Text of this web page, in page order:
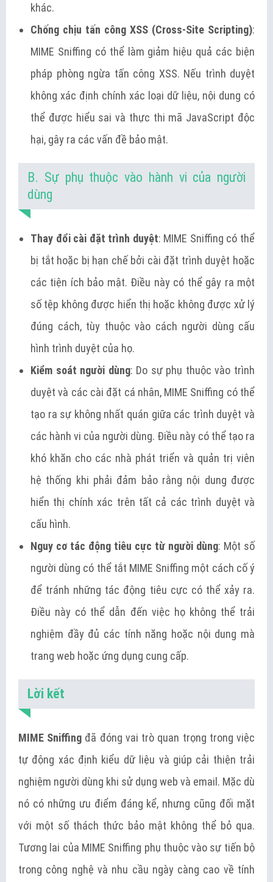
khác.
Chống chịu tấn công XSS (Cross-Site Scripting):
MIME Sniffing có thể làm giảm hiệu quả các biện
pháp phòng ngừa tấn công XSS. Nếu trình duyệt
không xác định chính xác loại dữ liệu, nội dung có
thể được hiểu sai và thực thi mã JavaScript độc
hại, gây ra các vấn đề bảo mật.
B. Sự phụ thuộc vào hành vi của người
dùng
Thay đổi cài đặt trình duyệt: MIME Sniffing có thể
bị tắt hoặc bị hạn chế bởi cài đặt trình duyệt hoặc
các tiện ích bảo mật. Điều này có thể gây ra một
số tệp không được hiển thị hoặc không được xử lý
đúng cách, tùy thuộc vào cách người dùng cấu
hình trình duyệt của họ.
Kiểm soát người dùng: Do sự phụ thuộc vào trình
duyệt và các cài đặt cá nhân, MIME Sniffing có thể
tạo ra sự không nhất quán giữa các trình duyệt và
các hành vi của người dùng. Điều này có thể tạo ra
khó khăn cho các nhà phát triển và quản trị viên
hệ thống khi phải đảm bảo rằng nội dung được
hiển thị chính xác trên tất cả các trình duyệt và
cấu hình.
Nguy cơ tác động tiêu cực từ người dùng: Một số
người dùng có thể tắt MIME Sniffing một cách cố ý
để tránh những tác động tiêu cực có thể xảy ra.
Điều này có thể dẫn đến việc họ không thể trải
nghiệm đầy đủ các tính năng hoặc nội dung mà
trang web hoặc ứng dụng cung cấp.
Lời kết
MIME Sniffing đã đóng vai trò quan trọng trong việc
tự động xác định kiểu dữ liệu và giúp cải thiện trải
nghiệm người dùng khi sử dụng web và email. Mặc dù
nó có những ưu điểm đáng kể, nhưng cũng đối mặt
với một số thách thức bảo mật không thể bỏ qua.
Tương lai của MIME Sniffing phụ thuộc vào sự tiến bộ
trong công nghệ và nhu cầu ngày càng cao về tính